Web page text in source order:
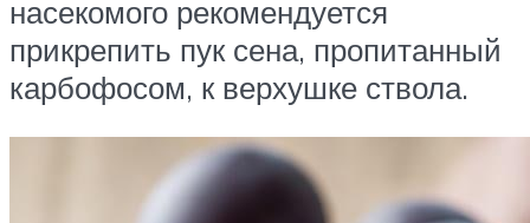
насекомого рекомендуется
прикрепить пук сена, пропитанный
карбофосом, к верхушке ствола.